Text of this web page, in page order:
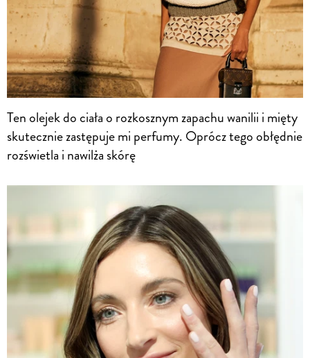
Ten olejek do ciała o rozkosznym zapachu wanilii i mięty
skutecznie zastępuje mi perfumy. Oprócz tego obłędnie
rozświetla i nawilża skórę